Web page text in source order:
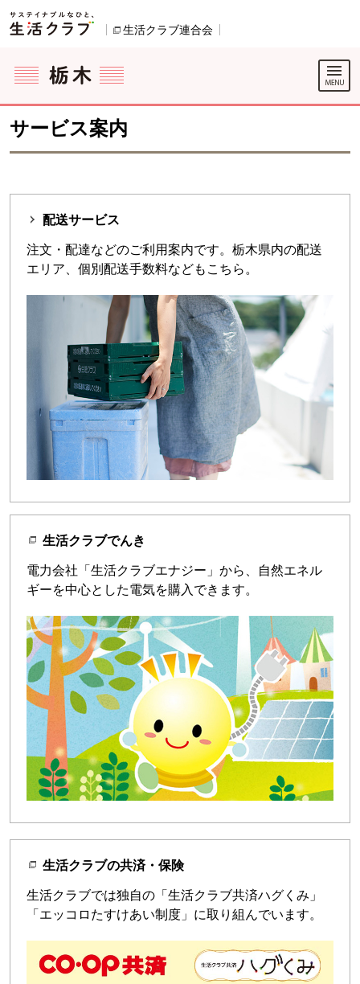
ページの先頭です。
生活クラブ連合会
ここからサイト内共通メニューです。
サイト内共通メニューをスキップする
サイト内共通メニューここまで。
サービス案内
配送サービス
注文・配達などのご利用案内です。栃木県内の配送
エリア、個別配送手数料などもこちら。
生活クラブでんき
電力会社「生活クラブエナジー」から、自然エネル
ギーを中心とした電気を購入できます。
生活クラブの共済・保険
生活クラブでは独自の「生活クラブ共済ハグくみ」
「エッコロたすけあい制度」に取り組んでいます。